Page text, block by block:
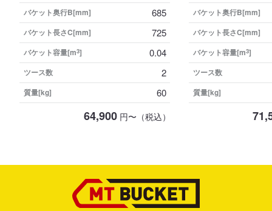
バケット奥行B[mm] 685
バケット長さC[mm] 725
バケット容量[m3] 0.04
ツース数 2
質量[kg] 60
64,900 円〜（税込）
バケット奥行B[mm]
バケット長さC[mm]
バケット容量[m3]
ツース数
質量[kg]